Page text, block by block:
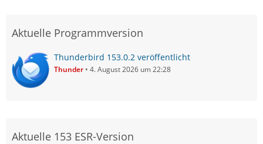
Aktuelle Programmversion
Thunderbird 153.0.2 veröffentlicht
Thunder 4. August 2026 um 22:28
Aktuelle 153 ESR-Version